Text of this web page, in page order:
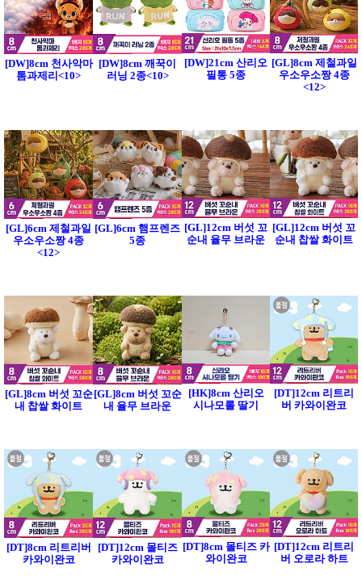
[DW]8cm 천사악마
톰과제리<10>
[DW]8cm 깨꾹이
러닝 2종<10>
[DW]21cm 산리오
필통 5종
[GL]8cm 제철과일
우소우소짱 4종
<12>
[GL]6cm 제철과일
우소우소짱 4종
<12>
[GL]6cm 햄프렌즈
5종
[GL]12cm 버섯 꼬
순내 율무 브라운
[GL]12cm 버섯 꼬
순내 찹쌀 화이트
[GL]8cm 버섯 꼬순
내 찹쌀 화이트
[GL]8cm 버섯 꼬순
내 율무 브라운
[HK]8cm 산리오
시나모롤 딸기
[DT]12cm 리트리
버 카와이완코
[DT]8cm 리트리버
카와이완코
[DT]12cm 몰티즈
카와이완코
[DT]8cm 몰티즈 카
와이완코
[DT]12cm 리트리
버 오로라 하트